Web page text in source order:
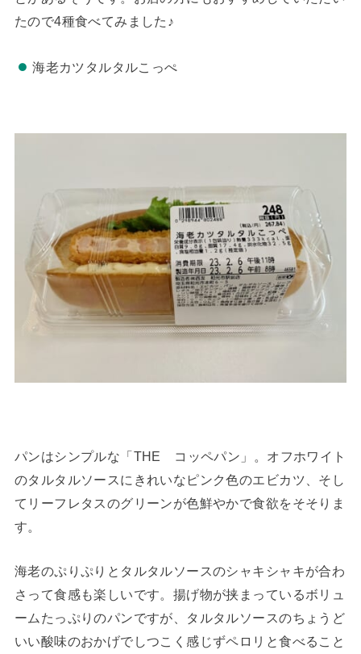
たので4種食べてみました♪
海老カツタルタルこっぺ
パンはシンプルな「THE コッペパン」。オフホワイト
のタルタルソースにきれいなピンク色のエビカツ、そし
てリーフレタスのグリーンが色鮮やかで食欲をそそりま
す。
海老のぷりぷりとタルタルソースのシャキシャキが合わ
さって食感も楽しいです。揚げ物が挟まっているボリュ
ームたっぷりのパンですが、タルタルソースのちょうど
いい酸味のおかげでしつこく感じずペロリと食べること